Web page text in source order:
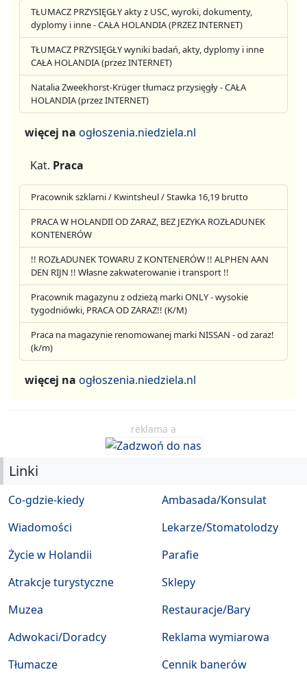
TŁUMACZ PRZYSIĘGŁY akty z USC, wyroki, dokumenty,
dyplomy i inne - CAŁA HOLANDIA (PRZEZ INTERNET)
TŁUMACZ PRZYSIĘGŁY wyniki badań, akty, dyplomy i inne
CAŁA HOLANDIA (przez INTERNET)
Natalia Zweekhorst-Krüger tłumacz przysięgły - CAŁA
HOLANDIA (przez INTERNET)
więcej na ogłoszenia.niedziela.nl
Kat. Praca
Pracownik szklarni / Kwintsheul / Stawka 16,19 brutto
PRACA W HOLANDII OD ZARAZ, BEZ JEZYKA ROZŁADUNEK
KONTENERÓW
!! ROZŁADUNEK TOWARU Z KONTENERÓW !! ALPHEN AAN
DEN RIJN !! Własne zakwaterowanie i transport !!
Pracownik magazynu z odzieżą marki ONLY - wysokie
tygodniówki, PRACA OD ZARAZ!! (K/M)
Praca na magazynie renomowanej marki NISSAN - od zaraz!
(k/m)
więcej na ogłoszenia.niedziela.nl
reklama a
Linki
Co-gdzie-kiedy
Wiadomości
Życie w Holandii
Atrakcje turystyczne
Muzea
Ambasada/Konsulat
Lekarze/Stomatolodzy
Parafie
Sklepy
Restauracje/Bary
Adwokaci/Doradcy
Tłumacze
Reklama wymiarowa
Cennik banerów